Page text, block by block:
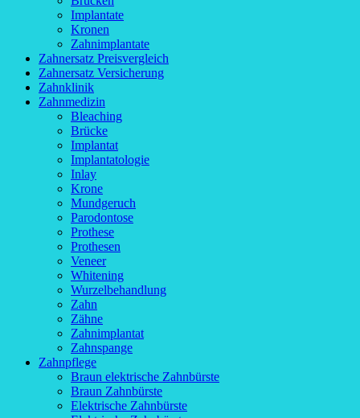
Implantate
Kronen
Zahnimplantate
Zahnersatz Preisvergleich
Zahnersatz Versicherung
Zahnklinik
Zahnmedizin
Bleaching
Brücke
Implantat
Implantatologie
Inlay
Krone
Mundgeruch
Parodontose
Prothese
Prothesen
Veneer
Whitening
Wurzelbehandlung
Zahn
Zähne
Zahnimplantat
Zahnspange
Zahnpflege
Braun elektrische Zahnbürste
Braun Zahnbürste
Elektrische Zahnbürste